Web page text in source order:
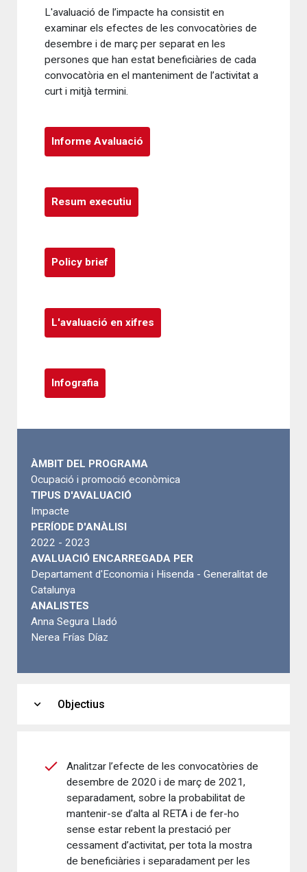
L'avaluació de l’impacte ha consistit en
examinar els efectes de les convocatòries de
desembre i de març per separat en les
persones que han estat beneficiàries de cada
convocatòria en el manteniment de l’activitat a
curt i mitjà termini.
Informe Avaluació
Resum executiu
Policy brief
L'avaluació en xifres
Infografia
ÀMBIT DEL PROGRAMA
Ocupació i promoció econòmica
TIPUS D'AVALUACIÓ
Impacte
PERÍODE D'ANÀLISI
2022 - 2023
AVALUACIÓ ENCARREGADA PER
Departament d'Economia i Hisenda - Generalitat de
Catalunya
ANALISTES
Anna Segura Lladó
Nerea Frías Díaz
expand_more Objectius
Analitzar l’efecte de les convocatòries de
desembre de 2020 i de març de 2021,
separadament, sobre la probabilitat de
mantenir-se d’alta al RETA i de fer-ho
sense estar rebent la prestació per
cessament d’activitat, per tota la mostra
de beneficiàries i separadament per les